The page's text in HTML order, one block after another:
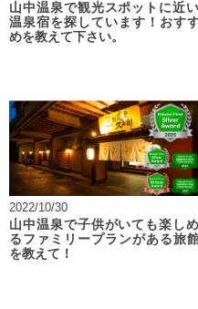
山中温泉で観光スポットに近い
温泉宿を探しています！おす
めを教えて下さい。
2022/10/30
山中温泉で子供がいても楽しめ
るファミリープランがある旅
を教えて！